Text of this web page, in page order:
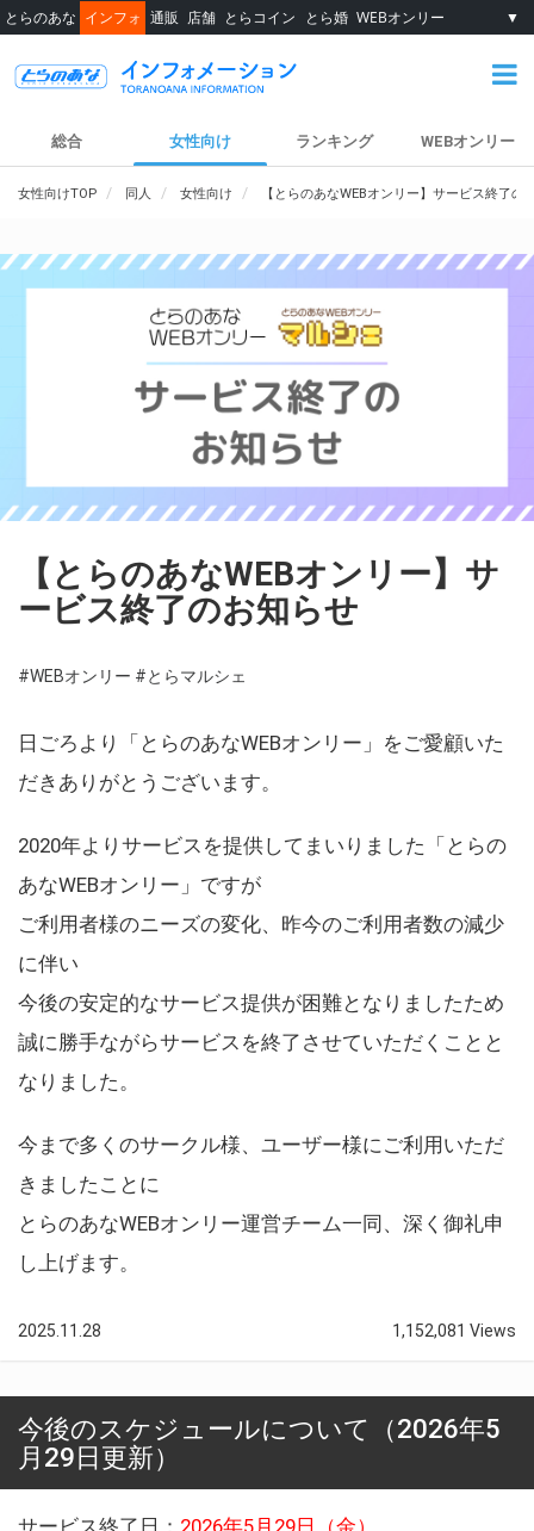
とらのあな インフォ 通販 店舗 とらコイン とら婚 WEBオンリー ▼
総合 女性向け ランキング WEBオンリー
女性向けTOP 同人 女性向け 【とらのあなWEBオンリー】サービス終了の
【とらのあなWEBオンリー】サ
ービス終了のお知らせ
#WEBオンリー #とらマルシェ
日ごろより「とらのあなWEBオンリー」をご愛顧いた
だきありがとうございます。
2020年よりサービスを提供してまいりました「とらの
あなWEBオンリー」ですが
ご利用者様のニーズの変化、昨今のご利用者数の減少
に伴い
今後の安定的なサービス提供が困難となりましたため
誠に勝手ながらサービスを終了させていただくことと
なりました。
今まで多くのサークル様、ユーザー様にご利用いただ
きましたことに
とらのあなWEBオンリー運営チーム一同、深く御礼申
し上げます。
2025.11.28 1,152,081 Views
今後のスケジュールについて（2026年5
月29日更新）
サービス終了日： 2026年5月29日（金）